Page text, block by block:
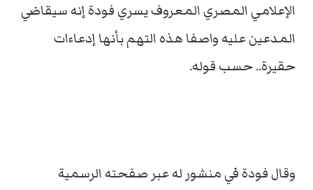
الإعلامي المصري المعروف يسري فودة إنه سيقاضي
المدعين عليه واصفا هذه التهم بأنها إدعاءات
حقيرة.. حسب قوله.
وقال فودة في منشور له عبر صفحته الرسمية